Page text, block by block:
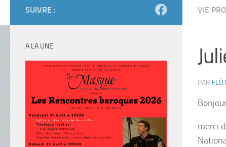
VIE
PAR
merci
SUIVRE :
A LA UNE